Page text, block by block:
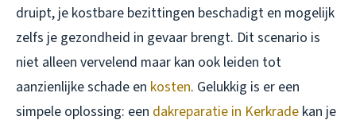
druipt, je kostbare bezittingen beschadigt en mogelijk
zelfs je gezondheid in gevaar brengt. Dit scenario is
niet alleen vervelend maar kan ook leiden tot
aanzienlijke schade en kosten. Gelukkig is er een
simpele oplossing: een dakreparatie in Kerkrade kan je